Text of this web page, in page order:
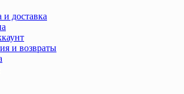
и доставка
и возвраты